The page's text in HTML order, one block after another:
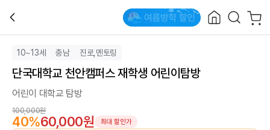
10~13세 충남 진로,멘토링
단국대학교 천안캠퍼스 재학생 어린이탐방
어린이 대학교 탐방
100,000원
40%60,000원 최대 할인가